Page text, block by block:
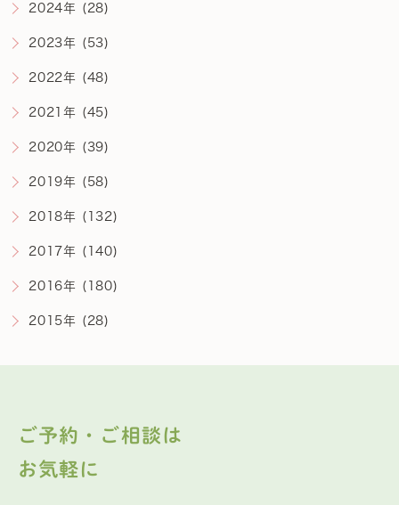
2024年 (28)
2023年 (53)
2022年 (48)
2021年 (45)
2020年 (39)
2019年 (58)
2018年 (132)
2017年 (140)
2016年 (180)
2015年 (28)
ご予約・ご相談は
お気軽に